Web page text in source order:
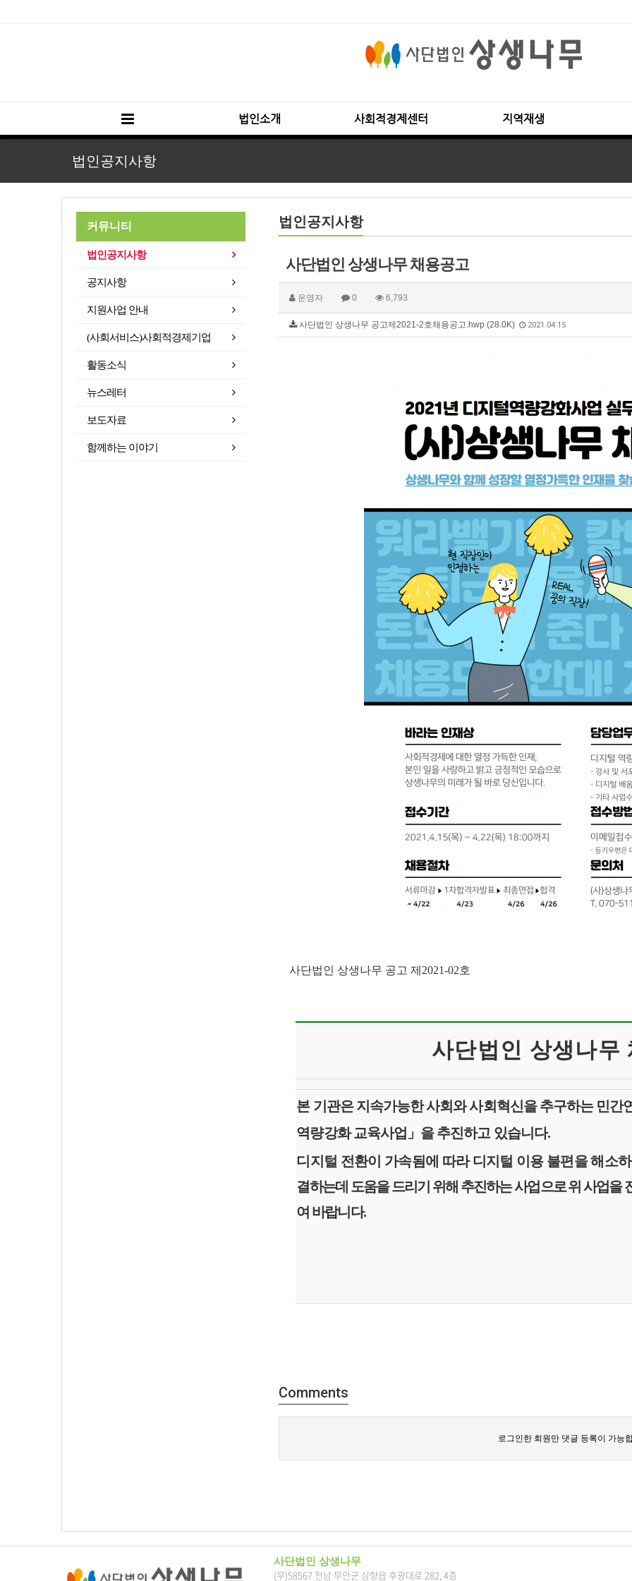
법인소개 사회적경제센터 지역재생
법인공지사항
법인공지사항
사단법인 상생나무 채용공고
운영자 0 6,793
사단법인 상생나무 공고제2021-2호채용공고.hwp (28.0K) 2021.04.15
사단법인 상생나무 공고 제 2021-02호
사단법인 상생나무
본 기관은 지속가능한 사회와 사회혁신을 추구하는 민간
역량강화 교육사업 」 을 추진하고 있습니다.
디지털 전환이 가속됨에 따라 디지털 이용 불편을 해소
결하는데 도움을 드리기 위해 추진하는 사업으로 위 사업을
여 바랍니다.
Comments
로그인한 회원만 댓글 등록이 가능
커뮤니티
법인공지사항
공지사항
지원사업 안내
(사회서비스)사회적경제기업
활동소식
뉴스레터
보도자료
함께하는 이야기
사단법인 상생나무
(우)58567 전남 무안군 삼향읍 후광대로 282, 4층